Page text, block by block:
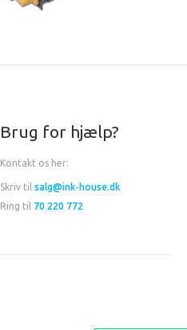
Brug for hjælp?
Kontakt os her:
Skriv til salg@ink-house.dk
Ring til 70 220 772